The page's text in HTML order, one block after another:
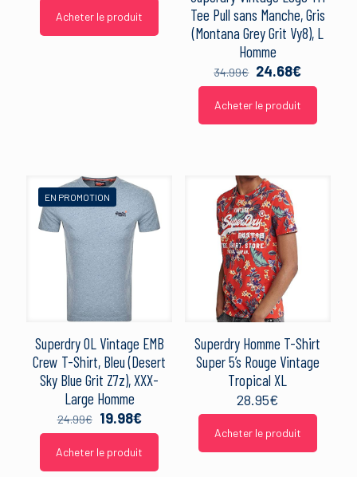
initial
était : est :
Acheter le produit
Tee Pull sans Manche, Gris
(Montana Grey Grit Vy8), L
Homme
34.99€ Le
prix
initial
était :
24.68€Le
prix
est :
Acheter le produit
EN PROMOTION
Superdry OL Vintage EMB
Crew T-Shirt, Bleu (Desert
Sky Blue Grit Z7z), XXX-
Large Homme
24.99€
Le
prix
initial
était :
19.98€Le
prix
actuel
est :
Acheter le produit
Superdry Homme T-Shirt
Super 5’s Rouge Vintage
Tropical XL
28.95€
Acheter le produit